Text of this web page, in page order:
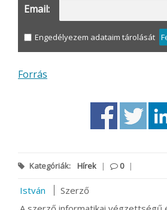
Email:
Engedélyezem adataim tárolását
Forrás
Kategóriák: Hírek | 0 |
István
Szerző